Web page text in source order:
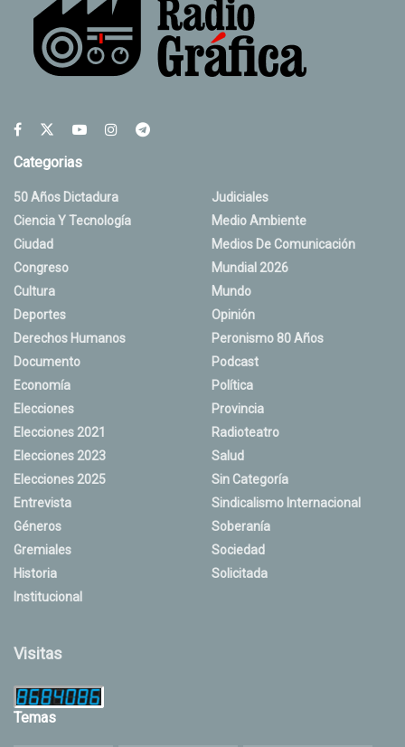
Categorias
50 Años Dictadura
Ciencia Y Tecnología
Ciudad
Congreso
Cultura
Deportes
Derechos Humanos
Documento
Economía
Elecciones
Elecciones 2021
Elecciones 2023
Elecciones 2025
Entrevista
Géneros
Gremiales
Historia
Institucional
Judiciales
Medio Ambiente
Medios De Comunicación
Mundial 2026
Mundo
Opinión
Peronismo 80 Años
Podcast
Política
Provincia
Radioteatro
Salud
Sin Categoría
Sindicalismo Internacional
Soberanía
Sociedad
Solicitada
Visitas
Temas